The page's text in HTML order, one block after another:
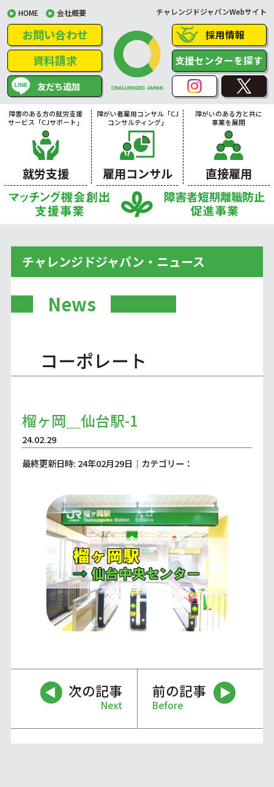
HOME 会社概要 チャレンジドジャパンWebサイト
お問い合わせ
資料請求
友だち追加
採用情報
支援センターを探す
障害のある方の就労支援
サービス「CJサポート」
就労支援
障がい者雇用コンサル「CJ
コンサルティング」
雇用コンサル
障がいのある方と共に
事業を展開
直接雇用
チャレンジドジャパン・ニュース
News
コーポレート
榴ヶ岡＿仙台駅-1
24.02.29
最終更新日時: 24年02月29日｜カテゴリー：
次の記事
Next
前の記事
Before